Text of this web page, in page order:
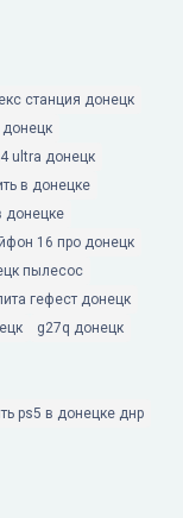
станция донецк
донецк
ultra донецк
в донецке
донецке
16 про донецк
пылесос
гефест донецк
g27q донецк
ps5 в донецке днр